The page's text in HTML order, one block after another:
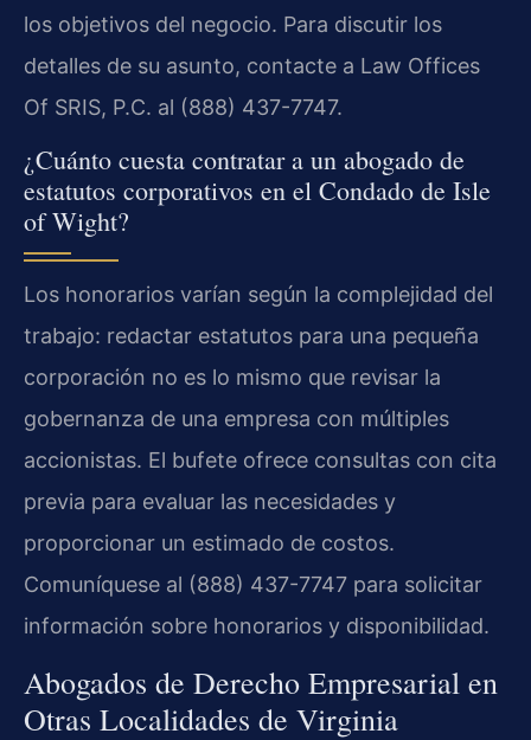
los objetivos del negocio. Para discutir los
detalles de su asunto, contacte a Law Offices
Of SRIS, P.C. al (888) 437-7747.
¿Cuánto cuesta contratar a un abogado de
estatutos corporativos en el Condado de Isle
of Wight?
Los honorarios varían según la complejidad del
trabajo: redactar estatutos para una pequeña
corporación no es lo mismo que revisar la
gobernanza de una empresa con múltiples
accionistas. El bufete ofrece consultas con cita
previa para evaluar las necesidades y
proporcionar un estimado de costos.
Comuníquese al (888) 437-7747 para solicitar
información sobre honorarios y disponibilidad.
Abogados de Derecho Empresarial en
Otras Localidades de Virginia